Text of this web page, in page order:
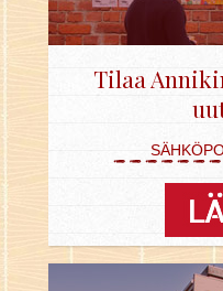
Tilaa